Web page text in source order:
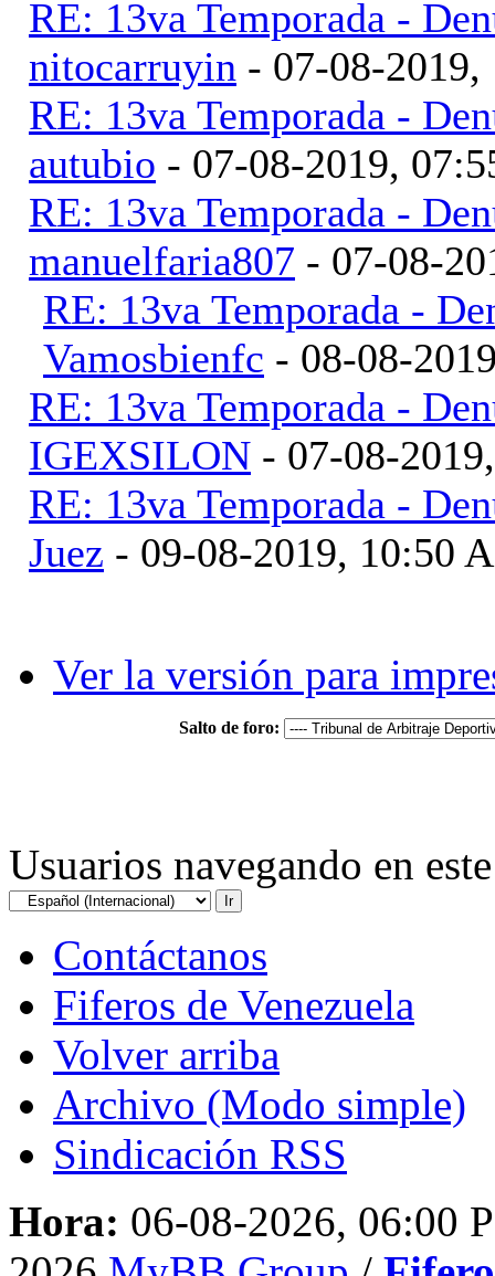
RE: 13va Temporada -
nitocarruyin - 07-08-
RE: 13va Temporada -
autubio - 07-08-2019,
RE: 13va Temporada -
manuelfaria807 - 07-08-
RE: 13va Temporada -
Vamosbienfc - 08-08-
RE: 13va Temporada -
IGEXSILON - 07-08-
RE: 13va Temporada -
Juez - 09-08-2019, 10:50
Ver la versión para
Salto de foro:
Usuarios navegando en
Contáctanos
Fiferos de Venezuela
Volver arriba
Archivo (Modo simple)
Sindicación RSS
Hora: 06-08-2026, 06:00